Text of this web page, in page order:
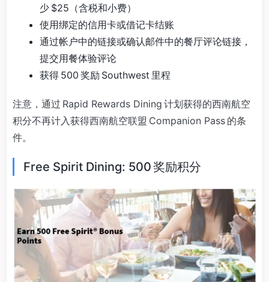
少 $25（含税和小费）
使用绑定的信用卡或借记卡结账
通过帐户中的链接或确认邮件中的餐厅评论链接，
提交用餐体验评论
获得 500 奖励 Southwest 里程
注意，通过 Rapid Rewards Dining 计划获得的西南航空
积分不再计入获得西南航空联盟 Companion Pass 的条
件。
Free Spirit Dining: 500 奖励积分